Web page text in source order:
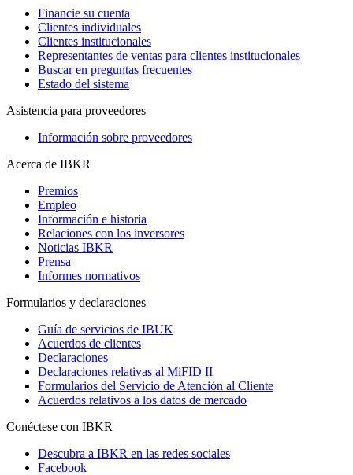
Financie su cuenta
Clientes individuales
Clientes institucionales
Representantes de ventas para clientes institucionales
Buscar en preguntas frecuentes
Estado del sistema
Asistencia para proveedores
Información sobre proveedores
Acerca de IBKR
Premios
Empleo
Información e historia
Relaciones con los inversores
Noticias IBKR
Prensa
Informes normativos
Formularios y declaraciones
Guía de servicios de IBUK
Acuerdos de clientes
Declaraciones
Declaraciones relativas al MiFID II
Formularios del Servicio de Atención al Cliente
Acuerdos relativos a los datos de mercado
Conéctese con IBKR
Descubra a IBKR en las redes sociales
Facebook